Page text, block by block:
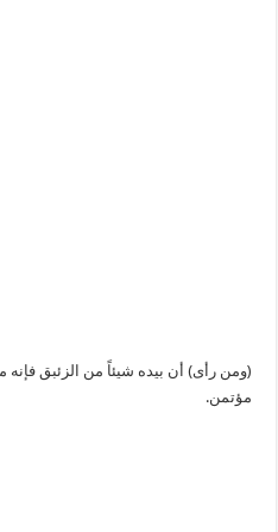
(ومن رأى) أن بيده شيئاً من الزئبق فإنه
مؤتمن.